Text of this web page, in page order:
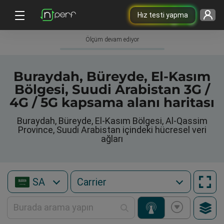
Hız testi yapma
Ölçüm devam ediyor
Buraydah, Büreyde, El-Kasım
Bölgesi, Suudi Arabistan 3G /
4G / 5G kapsama alanı haritası
Buraydah, Büreyde, El-Kasım Bölgesi, Al-Qassim
Province, Suudi Arabistan içindeki hücresel veri
ağları
SA